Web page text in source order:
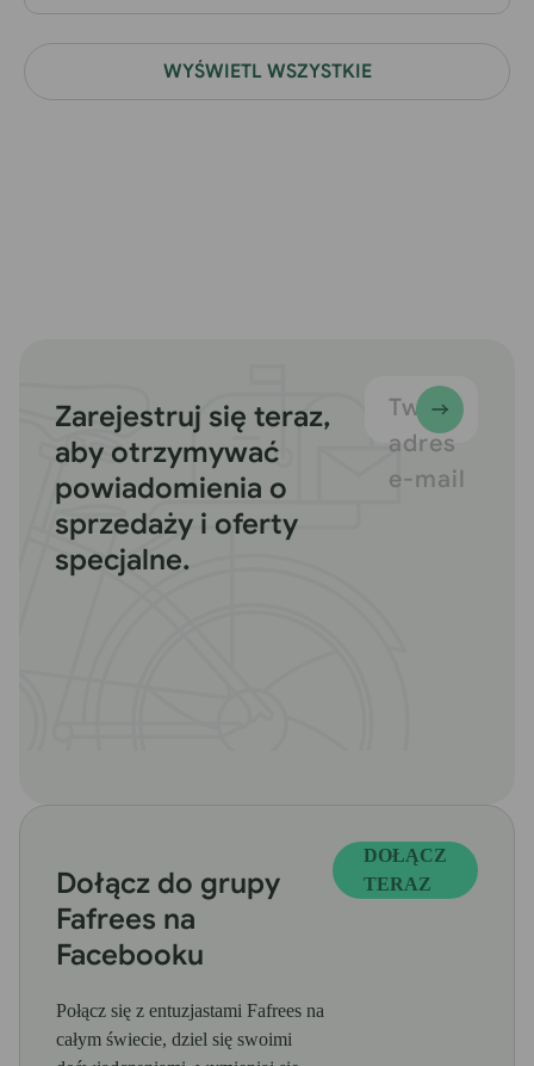
WYŚWIETL WSZYSTKIE
Zarejestruj się teraz,
aby otrzymywać
powiadomienia o
sprzedaży i oferty
specjalne.
Twój
adres
e-mail
Dołącz do grupy
Fafrees na
Facebooku
Połącz się z entuzjastami Fafrees na
całym świecie, dziel się swoimi
DOŁĄCZ
TERAZ